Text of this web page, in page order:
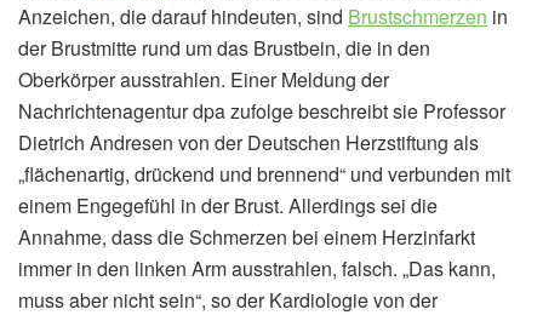
Anzeichen, die darauf hindeuten, sind Brustschmerzen in
der Brustmitte rund um das Brustbein, die in den
Oberkörper ausstrahlen. Einer Meldung der
Nachrichtenagentur dpa zufolge beschreibt sie Professor
Dietrich Andresen von der Deutschen Herzstiftung als
„flächenartig, drückend und brennend“ und verbunden mit
einem Engegefühl in der Brust. Allerdings sei die
Annahme, dass die Schmerzen bei einem Herzinfarkt
immer in den linken Arm ausstrahlen, falsch. „Das kann,
muss aber nicht sein“, so der Kardiologie von der